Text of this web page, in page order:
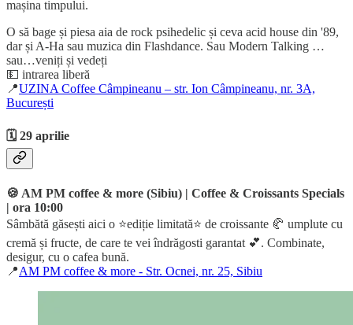
mașina timpului.
O să bage și piesa aia de rock psihedelic și ceva acid house din '89,
dar și A-Ha sau muzica din Flashdance. Sau Modern Talking …
sau…veniți și vedeți
💵 intrarea liberă
📍UZINA Coffee Câmpineanu – str. Ion Câmpineanu, nr. 3A,
București
🗓️ 29 aprilie
🍪 AM PM coffee & more (Sibiu) | Coffee & Croissants Specials
| ora 10:00
Sâmbătă găsești aici o ⭐ediție limitată⭐ de croissante 🥐 umplute cu
cremă și fructe, de care te vei îndrăgosti garantat 💕. Combinate,
desigur, cu o cafea bună.
📍AM PM coffee & more - Str. Ocnei, nr. 25, Sibiu